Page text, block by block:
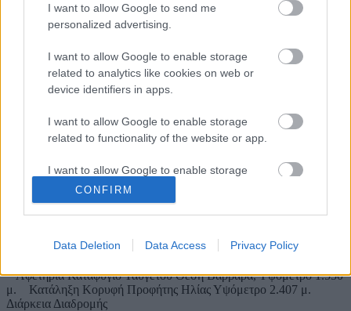
I want to allow Google to send me
personalized advertising.
I want to allow Google to enable storage
related to analytics like cookies on web or
device identifiers in apps.
I want to allow Google to enable storage
related to functionality of the website or app.
I want to allow Google to enable storage
related to personalization.
I want to allow Google to enable storage
functionality and fraud prevention, and other
CONFIRM
Data Deletion Data Access Privacy Policy
Reset all ×
Ταΰγετος×
Ταΰγετος : Καταφύγιο – Αναβρυτή
Ταΰγετος
Βαθμολογήθηκε με0από 5
Αφετηρία Καταφύγιο Ταϋγέτου Θέση Βαρβάρα, Υψόμετρο 1.550
Υψόμετρο 850
Ταΰγετος : Καταφύγιο – Κορυφή Προφήτης Ηλίας
Αφετηρία Καταφύγιο Ταϋγέτου Θέση Βαρβάρα, Υψόμετρο 1.550
μ. Κατάληξη Κορυφή Προφήτης Ηλίας Υψόμετρο 2.407 μ.
Διάρκεια Διαδρομής